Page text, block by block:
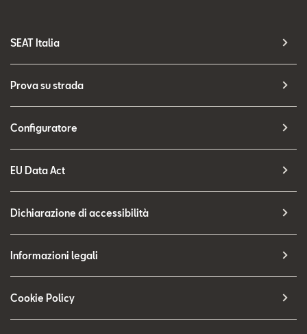
SEAT Italia
Prova su strada
Configuratore
EU Data Act
Dichiarazione di accessibilità
Informazioni legali
Cookie Policy